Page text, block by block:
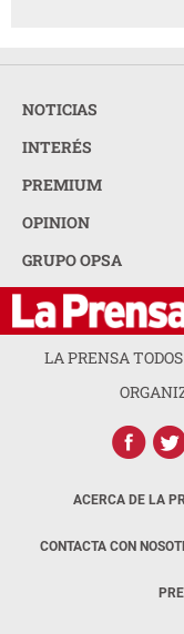
NOTICIAS
INTERÉS
PREMIUM
OPINION
GRUPO OPSA
LA PRENSA
ACERCA DE LA
CONTACTA CON